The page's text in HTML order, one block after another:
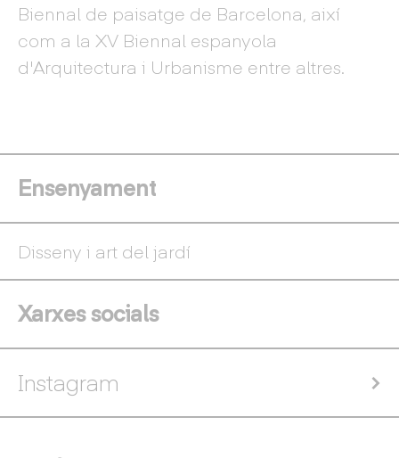
Biennal de paisatge de Barcelona, ​​així
com a la XV Biennal espanyola
d'Arquitectura i Urbanisme entre altres.
Ensenyament
Disseny i art del jardí
Xarxes socials
Instagram